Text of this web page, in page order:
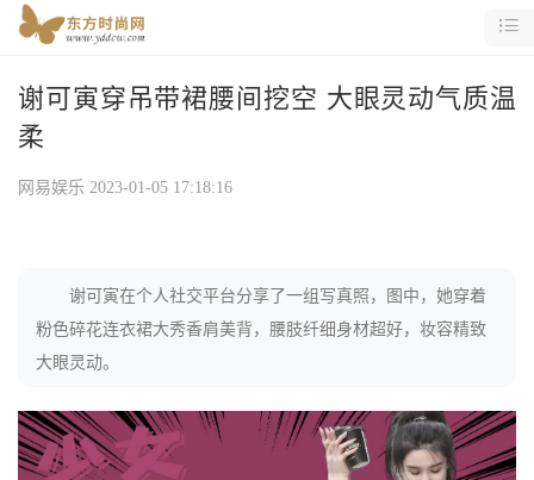
谢可寅穿吊带裙腰间挖空 大眼灵动气质温
柔
网易娱乐 2023-01-05 17:18:16
谢可寅在个人社交平台分享了一组写真照，图中，她穿着
粉色碎花连衣裙大秀香肩美背，腰肢纤细身材超好，妆容精致
大眼灵动。